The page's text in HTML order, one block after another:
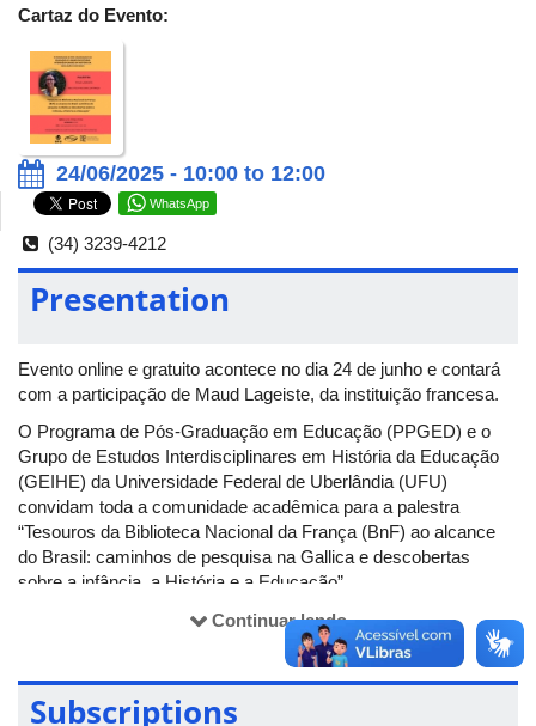
Cartaz do Evento:
24/06/2025 - 10:00 to 12:00
WhatsApp
(34) 3239-4212
Presentation
Evento online e gratuito acontece no dia 24 de junho e contará
com a participação de Maud Lageiste, da instituição francesa.
O Programa de Pós-Graduação em Educação (PPGED) e o
Grupo de Estudos Interdisciplinares em História da Educação
(GEIHE) da Universidade Federal de Uberlândia (UFU)
convidam toda a comunidade acadêmica para a palestra
“Tesouros da Biblioteca Nacional da França (BnF) ao alcance
do Brasil: caminhos de pesquisa na Gallica e descobertas
sobre a infância, a História e a Educação”.
O evento será ministrado por Maud Lageiste, representante da
Biblioteca Nacional da França (BnF), uma das mais importantes
bibliotecas do mundo. A palestra abordará as potencialidades da
Gallica, a biblioteca digital da BnF, que disponibiliza milhões de
documentos online. Serão apresentados caminhos de pesquisa
Continuar lendo
Subscriptions